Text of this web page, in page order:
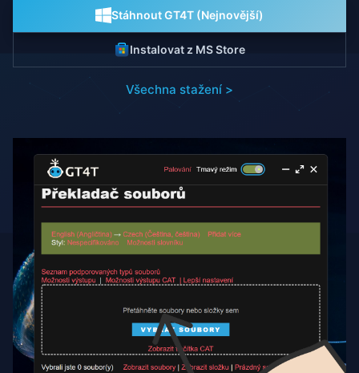
Stáhnout GT4T (Nejnovější)
Instalovat z MS Store
Všechna stažení >